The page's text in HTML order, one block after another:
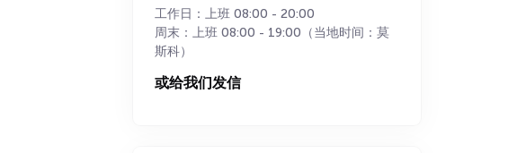
工作日：上班 08:00 - 20:00
周末：上班 08:00 - 19:00（当地时间：莫
斯科）
或给我们发信